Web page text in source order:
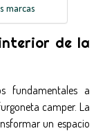
marcas
de la
fundamentales a
camper. La
un espacio